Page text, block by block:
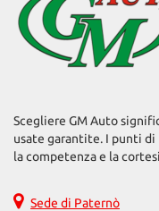
Scegliere GM Auto
usate garantite. I punti di
la competenza e la
Sede di Paternò
le
impostazioni